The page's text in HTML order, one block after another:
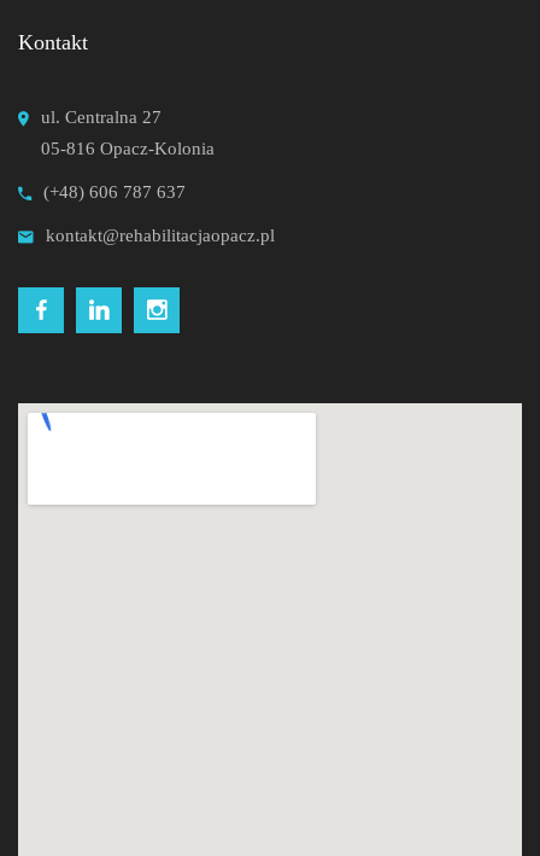
Kontakt
ul. Centralna 27
05-816 Opacz-Kolonia
(+48) 606 787 637
kontakt@rehabilitacjaopacz.pl